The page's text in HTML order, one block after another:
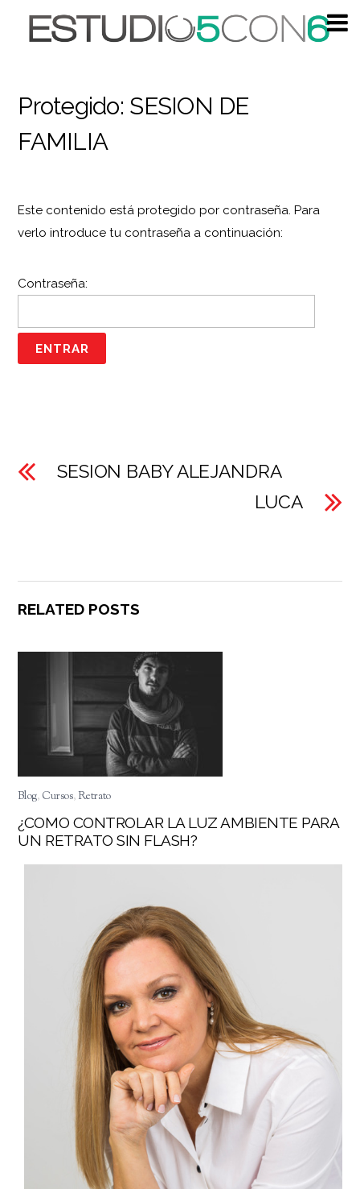
Protegido: SESION DE
FAMILIA
Este contenido está protegido por contraseña. Para
verlo introduce tu contraseña a continuación:
Contraseña:
SESION BABY ALEJANDRA
LUCA
RELATED POSTS
Blog, Cursos,Retrato
¿COMO CONTROLAR LA LUZ AMBIENTE PARA
UN RETRATO SIN FLASH?